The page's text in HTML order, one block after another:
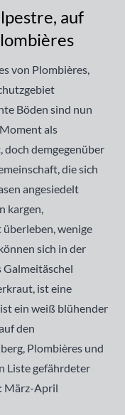
auf
von Plombières,
Böden sind nun
als
demgegenüber
die sich
angesiedelt
kargen,
wenige
sich in der
Galmeitäschel
ist eine
ein weiß blühender
den
Plombières und
Liste gefährdeter
März-April